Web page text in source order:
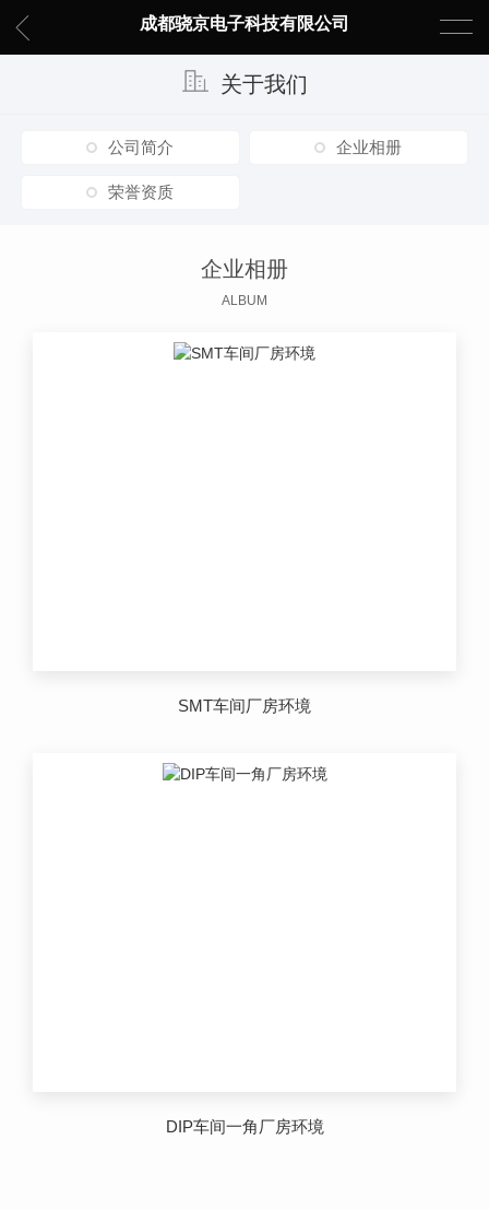
成都骁京电子科技有限公司
关于我们
公司简介 企业相册
荣誉资质
企业相册
ALBUM
SMT车间厂房环境
DIP车间一角厂房环境